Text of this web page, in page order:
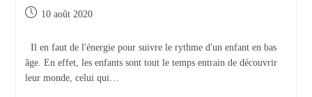
Publication
10 août 2020
Il en faut de l'énergie pour suivre le rythme d'un enfant en bas
âge. En effet, les enfants sont tout le temps entrain de découvrir
leur monde, celui qui…